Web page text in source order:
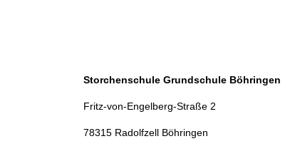
Storchenschule Grundschule Böhringen
Fritz-von-Engelberg-Straße 2
78315 Radolfzell Böhringen